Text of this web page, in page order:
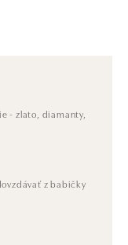
- zlato, diamanty,
z babičky